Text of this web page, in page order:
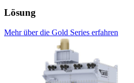
Lösung
Mehr über die Gold Series erfahren